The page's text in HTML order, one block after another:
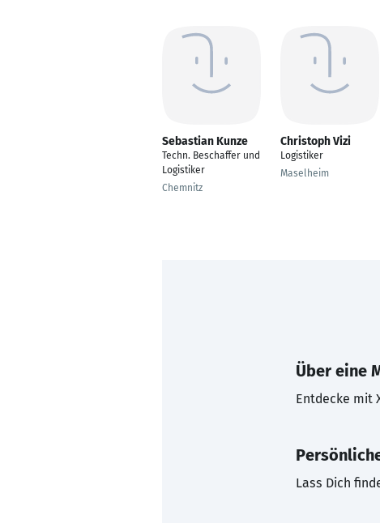
Sebastian Kunze
Techn. Beschaffer und
Logistiker
Chemnitz
Christoph Vizi
Logistiker
Maselheim
Über eine
Entdecke mit
Lass Dich